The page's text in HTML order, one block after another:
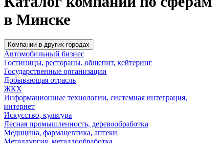
в Минске
Компании в других городах
Автомобильный бизнес
Гостиницы, рестораны, общепит, кейтеринг
Государственные организации
Добывающая отрасль
ЖКХ
Информационные технологии, системная интеграция,
интернет
Искусство, культура
Лесная промышленность, деревообработка
Медицина, фармацевтика, аптеки
Металлургия, металлообработка